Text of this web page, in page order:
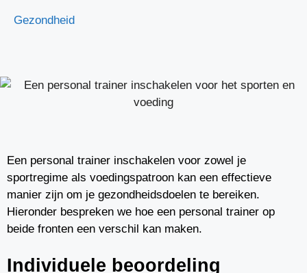
Gezondheid
Een personal trainer inschakelen voor zowel je
sportregime als voedingspatroon kan een effectieve
manier zijn om je gezondheidsdoelen te bereiken.
Hieronder bespreken we hoe een personal trainer op
beide fronten een verschil kan maken.
Individuele beoordeling